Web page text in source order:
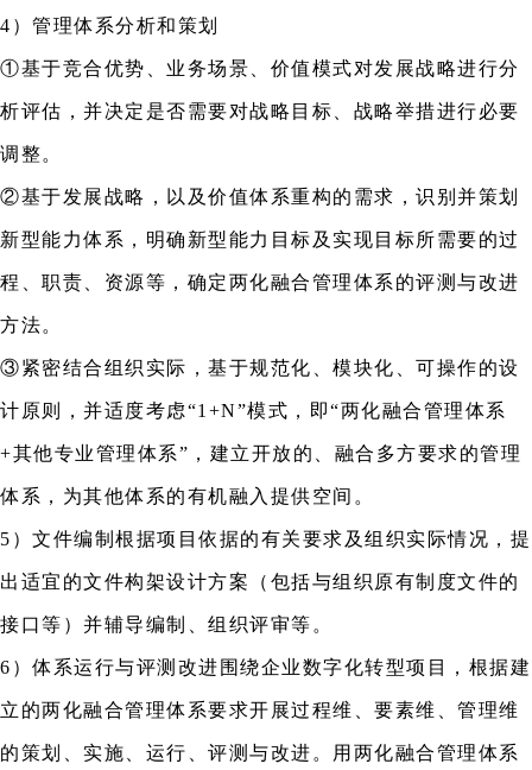
4）管理体系分析和策划
①基于竞合优势、业务场景、价值模式对发展战略进行分
析评估，并决定是否需要对战略目标、战略举措进行必要
调整。
②基于发展战略，以及价值体系重构的需求，识别并策划
新型能力体系，明确新型能力目标及实现目标所需要的过
程、职责、资源等，确定两化融合管理体系的评测与改进
方法。
③紧密结合组织实际，基于规范化、模块化、可操作的设
计原则，并适度考虑“1+N”模式，即“两化融合管理体系
+其他专业管理体系”，建立开放的、融合多方要求的管理
体系，为其他体系的有机融入提供空间。
5）文件编制根据项目依据的有关要求及组织实际情况，提
出适宜的文件构架设计方案（包括与组织原有制度文件的
接口等）并辅导编制、组织评审等。
6）体系运行与评测改进围绕企业数字化转型项目，根据建
立的两化融合管理体系要求开展过程维、要素维、管理维
的策划、实施、运行、评测与改进。用两化融合管理体系